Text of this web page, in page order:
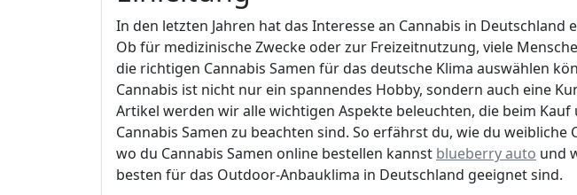
In den letzten Jahren hat das Interesse an Cannabis in Deutschland
Ob für medizinische Zwecke oder zur Freizeitnutzung, viele
die richtigen Cannabis Samen für das deutsche Klima auswählen
Cannabis ist nicht nur ein spannendes Hobby, sondern auch eine
Artikel werden wir alle wichtigen Aspekte beleuchten, die beim Kauf
Cannabis Samen zu beachten sind. So erfährst du, wie du weibliche
wo du Cannabis Samen online bestellen kannst blueberry auto und
besten für das Outdoor-Anbauklima in Deutschland geeignet sind.